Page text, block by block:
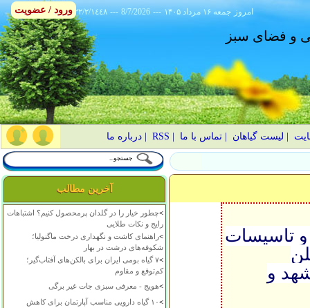
٢٢/٢/١٤٤٨ --- 8/7/2026 --- ۱۴۰۵ جمعه ۱۶ مرداد امروز
و فضای سبز
لیست گیاهان |تماس با ما RSS
|درباره ما
آخرین مطالب
>چطور خیار را در گلدان پرمحصول کنیم؟ اشتباهات
رایج و نکات طلایی
>راهنمای کاشت و نگهداری درخت ماگنولیا؛
شکوفه‌های درشت در بهار
>
۷ گیاه بومی ایران برای بالکن‌های آفتاب‌گیر؛
کم‌توقع و مقاوم
>هویج - معرفی سبزی جات غیر برگی
>
۱۰ گیاه دارویی مناسب آپارتمان برای کاهش
و تاسیسات
و
ورود / عضویت